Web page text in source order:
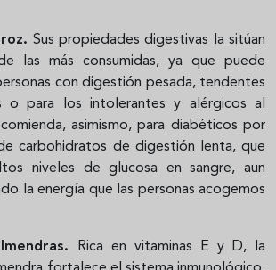
Sus propiedades digestivas la sitúan
las más consumidas, ya que
puede
con digestión pesada, tendentes
o para los intolerantes y alérgicos al
asimismo, para diabéticos por
carbohidratos de digestión lenta, que
niveles de glucosa en sangre,
aun
la energía que las personas acogemos
Rica en vitaminas E y D, la